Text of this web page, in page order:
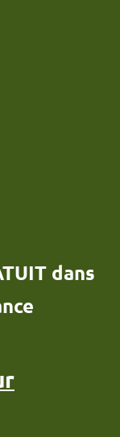
dans